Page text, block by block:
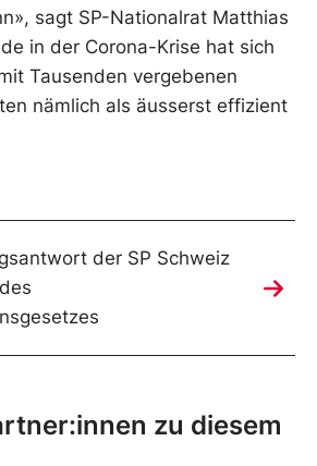
sagt SP-Nationalrat Matthias
in der Corona-Krise hat sich
Tausenden vergebenen
nämlich als äusserst effizient
der SP Schweiz
zu diesem